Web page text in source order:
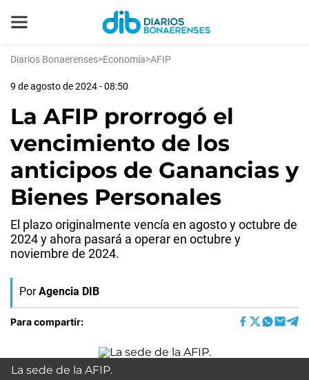
Diarios Bonaerenses>Economía>AFIP
9 de agosto de 2024 - 08:50
La AFIP prorrogó el
vencimiento de los
anticipos de Ganancias y
Bienes Personales
El plazo originalmente vencía en agosto y octubre de
2024 y ahora pasará a operar en octubre y
noviembre de 2024.
Por Agencia DIB
Para compartir:
La sede de la AFIP.